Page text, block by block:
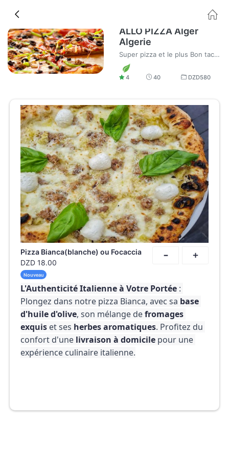
ALLO PIZZA Alger
Algerie
Super pizza et le plus Bon tacos au monde
4 40 DZD580
- +
Pizza Bianca(blanche) ou Focaccia
DZD 18.00
Nouveau
L'Authenticité Italienne à Votre Portée :
Plongez dans notre pizza Bianca, avec sa base
d'huile d'olive, son mélange de fromages
exquis et ses herbes aromatiques. Profitez du
confort d'une livraison à domicile pour une
expérience culinaire italienne.